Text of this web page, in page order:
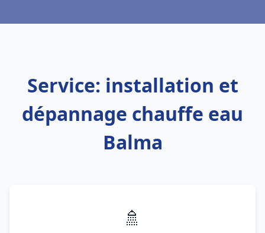
Service: installation et
dépannage chauffe eau
Balma
🚿